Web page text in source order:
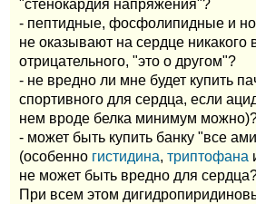
"стенокардия напряжения"?
- пептидные, фосфолипидные и
не оказывают на сердце никакого
отрицательного, "это о другом"?
- не вредно ли мне будет купить
спортивного для сердца, если
нем вроде белка минимум
- может быть купить банку "все
(особенно гистидина, триптофана
не может быть вредно для
При всем этом